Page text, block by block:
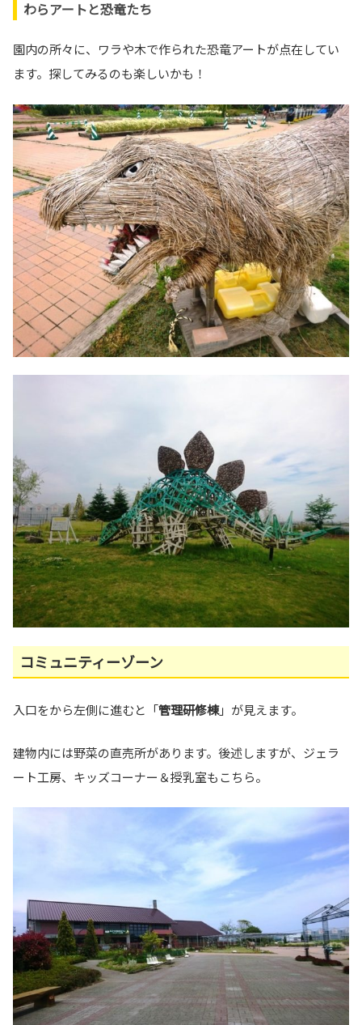
わらアートと恐竜たち
園内の所々に、ワラや木で作られた恐竜アートが点在してい
ます。探してみるのも楽しいかも！
コミュニティーゾーン
入口をから左側に進むと「管理研修棟」が見えます。
建物内には野菜の直売所があります。後述しますが、ジェラ
ート工房、キッズコーナー＆授乳室もこちら。